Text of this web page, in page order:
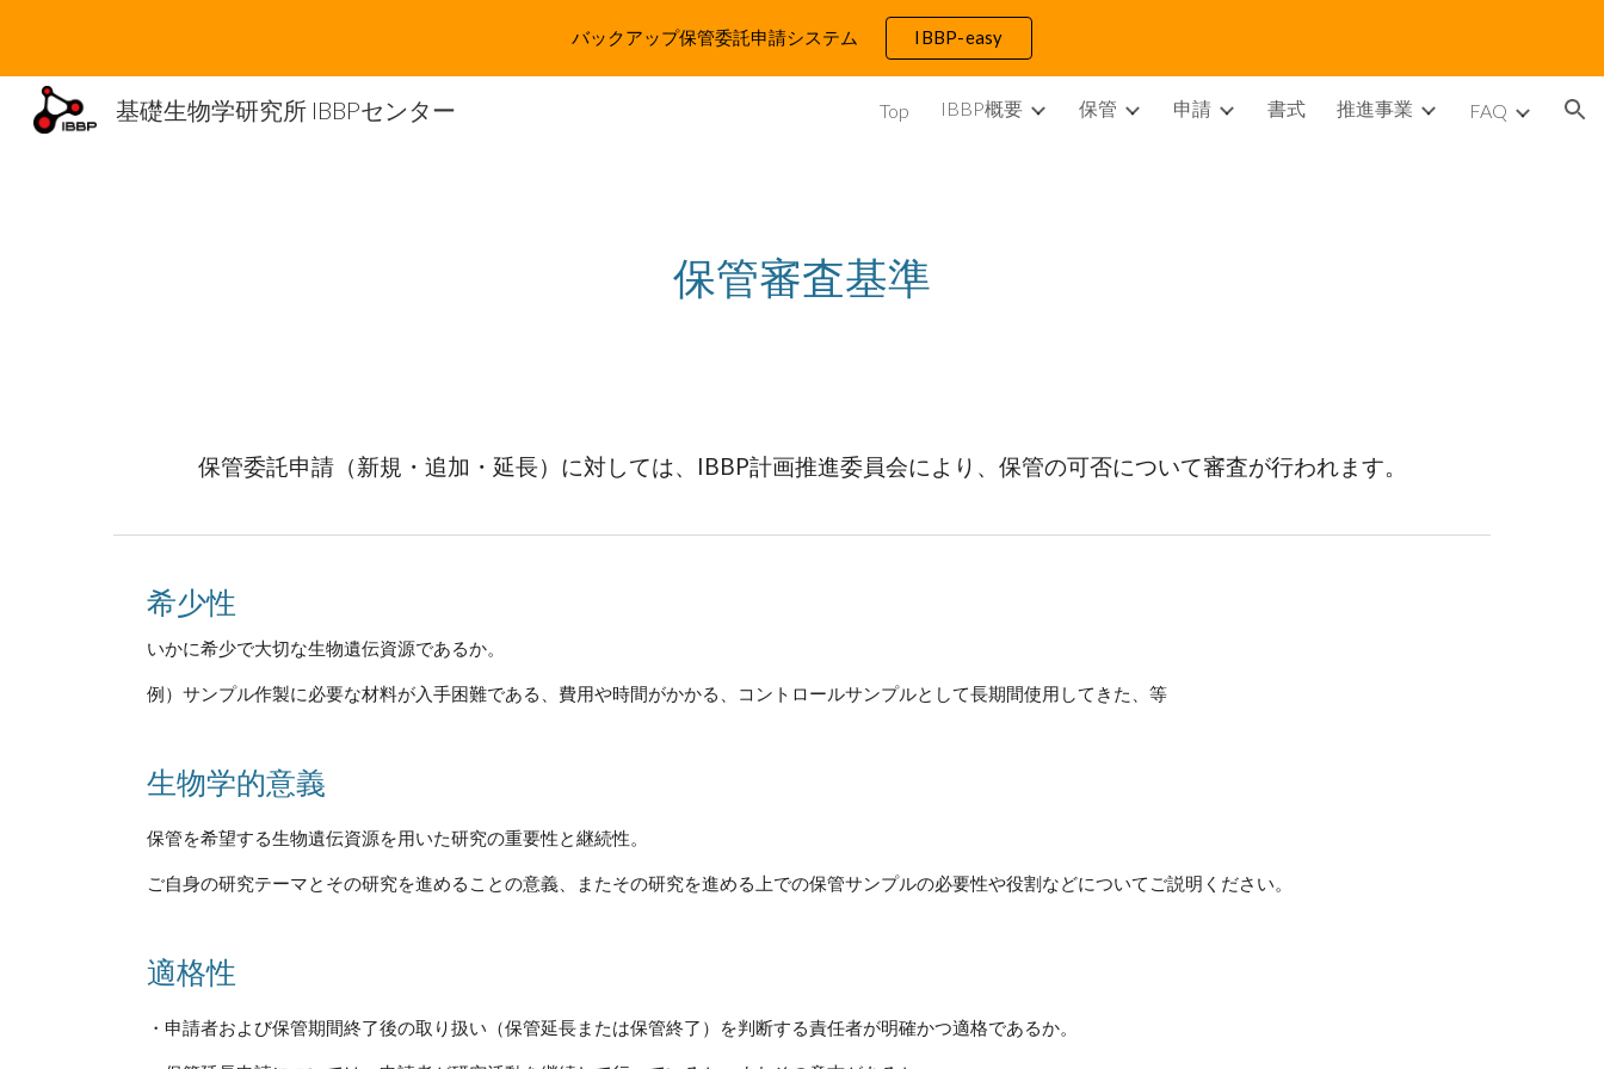
Skip to main content Skip to navigation
バックアップ保管委託申請システム IBBP-easy
基礎生物学研究所 IBBPセンター Top IBBP概要 保管 申請 書式 推進事業 FAQ
保管審査基準
保管委託申請（新規・追加・延長）に対しては、 IBBP計画推進委員会により、保管の可否について審査が行われます。
希少性
いかに希少で大切な生物遺伝資源であるか。
例）サンプル作製に必要な材料が入手困難である、費用や時間がかかる、コントロールサンプルとして長期間使用してきた、等
生物学的意義
保管を希望する生物遺伝資源を用いた研究の重要性と継続性。
ご自身の研究テーマとその研究を進めることの意義、またその研究を進める上での保管サンプルの必要性や役割などについてご説明ください。
適格性
・申請者および保管期間終了後の取り扱い（保管延長または保管終了）を判断する責任者が明確かつ適格であるか。